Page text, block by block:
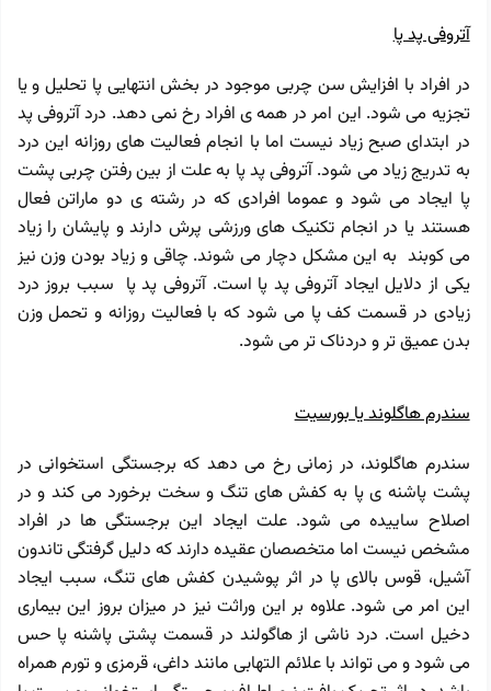
آتروفی پد پا
در افراد با افزایش سن چربی موجود در بخش انتهایی پا تحلیل و یا
تجزیه می شود. این امر در همه ی افراد رخ نمی دهد. درد آتروفی پد
در ابتدای صبح زیاد نیست اما با انجام فعالیت های روزانه این درد
به تدریج زیاد می شود. آتروفی پد پا به علت از بین رفتن چربی پشت
پا ایجاد می شود و عموما افرادی که در رشته ی دو ماراتن فعال
هستند یا در انجام تکنیک های ورزشی پرش دارند و پایشان را زیاد
می کوبند به این مشکل دچار می شوند. چاقی و زیاد بودن وزن نیز
یکی از دلایل ایجاد آتروفی پد پا است. آتروفی پد پا سبب بروز درد
زیادی در قسمت کف پا می شود که با فعالیت روزانه و تحمل وزن
بدن عمیق تر و دردناک تر می شود.
سندرم‌ هاگلوند یا بورسیت
سندرم‌ هاگلوند، در زمانی رخ می دهد که برجستگی استخوانی در
پشت پاشنه ی پا به کفش های تنگ و سخت برخورد می کند و در
اصلاح ساییده می شود. علت ایجاد این برجستگی ها در افراد
مشخص نیست اما متخصصان عقیده دارند که دلیل گرفتگی تاندون
آشیل، قوس بالای پا در اثر پوشیدن کفش های تنگ، سبب ایجاد
این امر می شود. علاوه بر این وراثت نیز در میزان بروز این بیماری
دخیل است. درد ناشی از هاگولند در قسمت پشتی پاشنه پا حس
می شود و می تواند با علائم التهابی مانند داغی، قرمزی و تورم همراه